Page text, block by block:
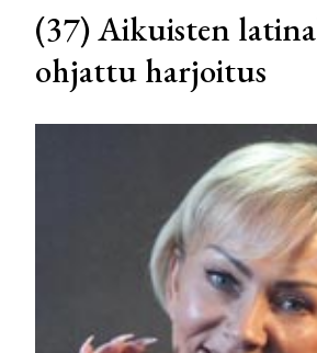
(37) Aikuisten
ohjattu harjoitus